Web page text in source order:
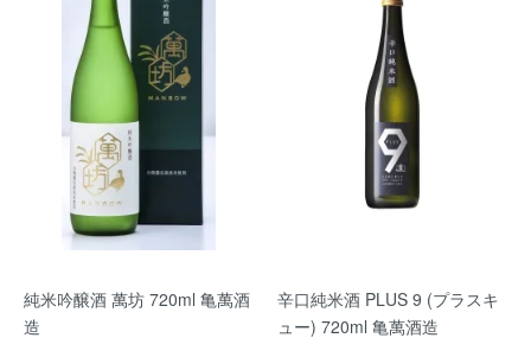
純米吟醸酒 萬坊 720ml 亀萬酒
造
辛口純米酒 PLUS 9 (プラスキ
ュー) 720ml 亀萬酒造